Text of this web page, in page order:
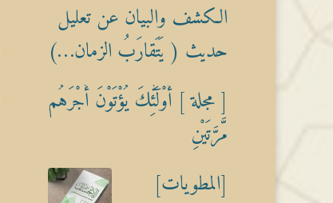
الكشف والبيان عن تعليل
حديث ( يَتَقارَبُ الزمان…)
[ مجلة ] أُوْلَٰٓئِكَ يُؤْتَوْنَ أَجْرَهُم
مَّرَّتَيْنِ
[المطويات]